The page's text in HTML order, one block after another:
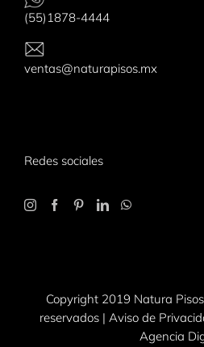
(55)1878-4444
ventas@naturapisos.mx
Redes sociales
Copyright 2019 Natura
reservados | Aviso de
Agencia